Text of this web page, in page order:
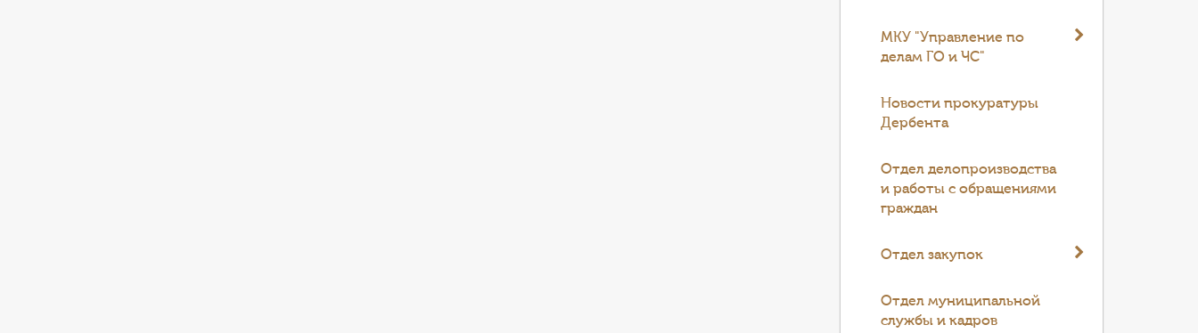
МКУ "Управление по
делам ГО и ЧС"
Новости прокуратуры
Дербента
Отдел делопроизводства
и работы с обращениями
граждан
Отдел закупок
Отдел муниципальной
службы и кадров